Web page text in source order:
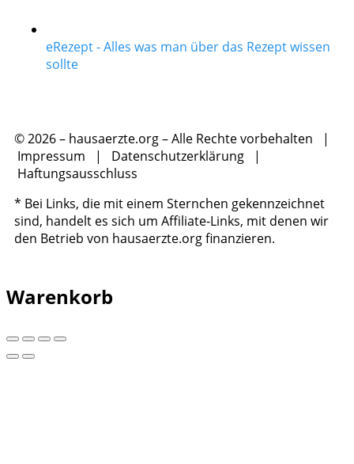
eRezept - Alles was man über das Rezept wissen
sollte
© 2026 – hausaerzte.org – Alle Rechte vorbehalten |
Impressum | Datenschutzerklärung |
Haftungsausschluss
* Bei Links, die mit einem Sternchen gekennzeichnet
sind, handelt es sich um Affiliate-Links, mit denen wir
den Betrieb von hausaerzte.org finanzieren.
Warenkorb